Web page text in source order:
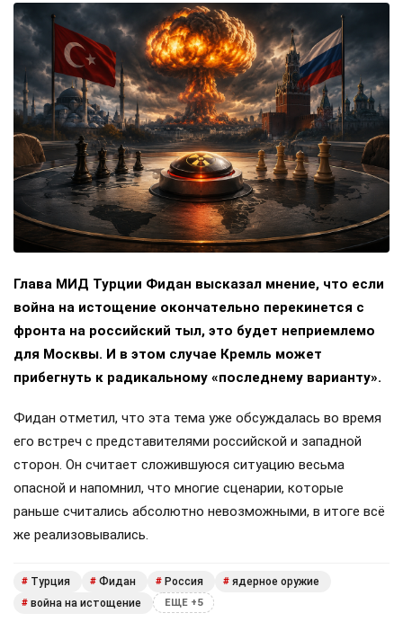
Глава МИД Турции Фидан высказал мнение, что если
война на истощение окончательно перекинется с
фронта на российский тыл, это будет неприемлемо
для Москвы. И в этом случае Кремль может
прибегнуть к радикальному «последнему варианту».
Фидан отметил, что эта тема уже обсуждалась во время
его встреч с представителями российской и западной
сторон. Он считает сложившуюся ситуацию весьма
опасной и напомнил, что многие сценарии, которые
раньше считались абсолютно невозможными, в итоге всё
же реализовывались.
# Турция # Фидан # Россия # ядерное оружие
# война на истощение ЕЩЕ +5